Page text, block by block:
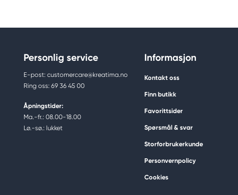
Personlig service
E-post: customercare@kreatima.no
Ring oss: 69 36 45 00
Åpningstider:
Ma.-fr.: 08.00-18.00
Lø.-sø.: lukket
Informasjon
Kontakt oss
Finn butikk
Favorittsider
Spørsmål & svar
Storforbrukerkunde
Personvernpolicy
Cookies